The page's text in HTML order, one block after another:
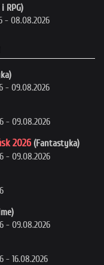
RPG)
- 08.08.2026
- 09.08.2026
- 09.08.2026
2026 (Fantastyka)
- 09.08.2026
- 09.08.2026
- 16.08.2026